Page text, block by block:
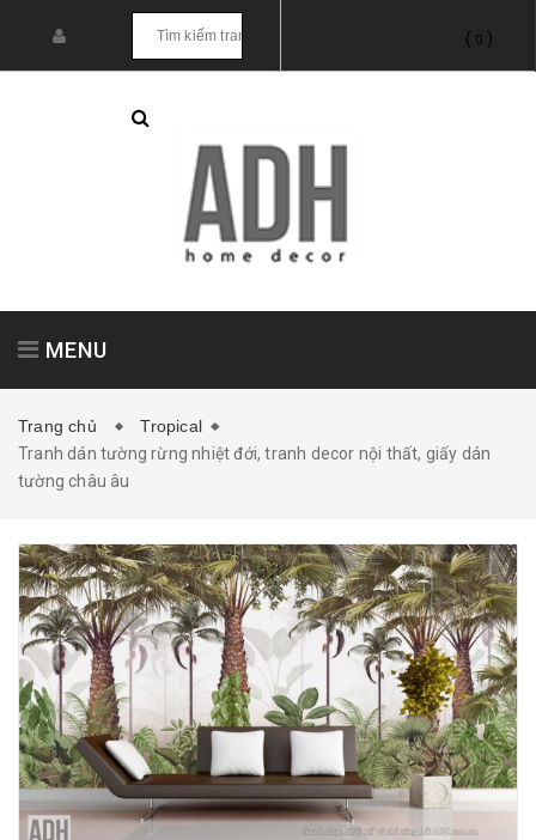
( 0 )
MENU
Tranh treo tường Tranh dán tường
Mua File Tranh Tranh Thực Tế
Thế giới Decor Giới thiệu
Trang chủ
Tropical
Tranh dán tường rừng nhiệt đới, tranh decor nội thất, giấy dán
tường châu âu